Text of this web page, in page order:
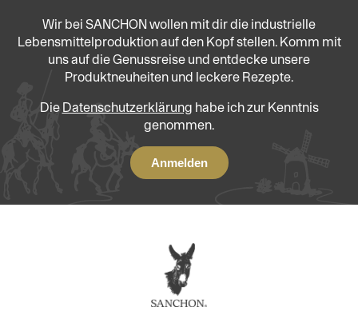
Wir bei SANCHON wollen mit dir die industrielle
Lebensmittelproduktion auf den Kopf stellen. Komm mit
uns auf die Genussreise und entdecke unsere
Produktneuheiten und leckere Rezepte.
Die Datenschutzerklärung habe ich zur Kenntnis
genommen.